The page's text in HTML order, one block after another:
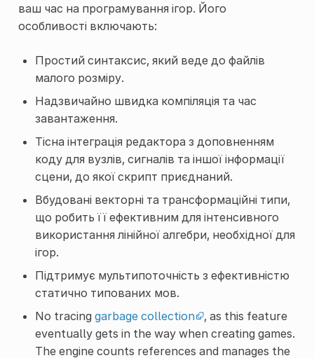
ваш час на програмування ігор. Його
особливості включають:
Простий синтаксис, який веде до файлів
малого розміру.
Надзвичайно швидка компіляція та час
завантаження.
Тісна інтеграція редактора з доповненням
коду для вузлів, сигналів та іншої інформації
сцени, до якої скрипт приєднаний.
Вбудовані векторні та трансформаційні типи,
що робить її ефективним для інтенсивного
використання лінійної алгебри, необхідної для
ігор.
Підтримує мультипоточність з ефективністю
статично типованих мов.
No tracing garbage collection
, as this feature
eventually gets in the way when creating games.
The engine counts references and manages the